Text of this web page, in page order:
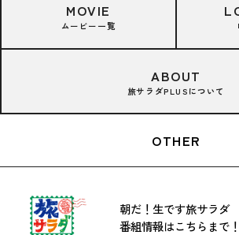
MOVIE
ムービー一覧
ABOUT
旅サラダPLUSについて
OTHER
朝だ！生です旅サラダ
番組情報はこちらまで！